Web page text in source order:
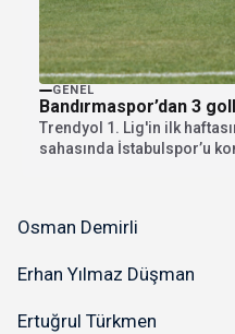
GENEL
Bandırmaspor’dan 3
Trendyol 1. Lig'in ilk
sahasında İstabulspor’u
Osman Demirli
Erhan Yılmaz Düşman
Ertuğrul Türkmen